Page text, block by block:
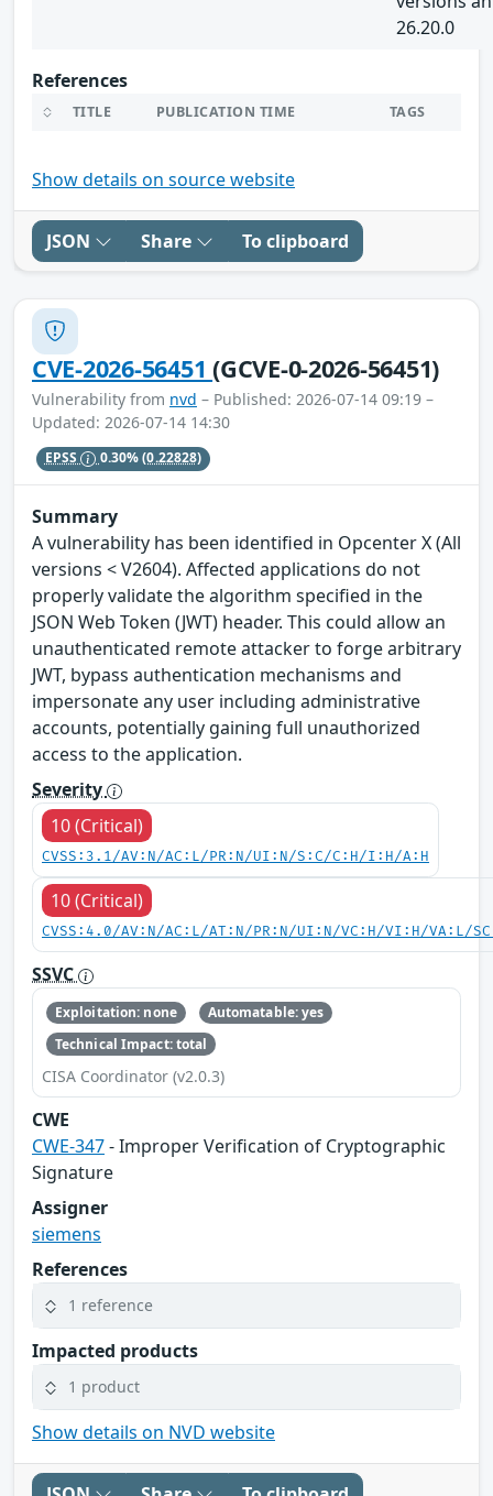
26.20.0
References
TITLE PUBLICATION TIME TAGS
Show details on source website
JSON Share To clipboard
CVE-2026-56451(GCVE-0-2026-56451)
Vulnerability from nvd – Published: 2026-07-14 09:19 –
Updated: 2026-07-14 14:30
EPSS 0.30%(0.22828)
Summary
A vulnerability has been identified in Opcenter X (All
versions < V2604). Affected applications do not
properly validate the algorithm specified in the
JSON Web Token (JWT) header. This could allow an
unauthenticated remote attacker to forge arbitrary
JWT, bypass authentication mechanisms and
impersonate any user including administrative
accounts, potentially gaining full unauthorized
access to the application.
Severity
10 (Critical)
CVSS:3.1/AV:N/AC:L/PR:N/UI:N/S:C/C:H/I:H/A:H
10 (Critical)
CVSS:4.0/AV:N/AC:L/AT:N/PR:N/UI:N/VC:H/VI:H/VA:L/
SSVC
Exploitation: none
Automatable: yes
Technical Impact: total
CISA Coordinator (v2.0.3)
CWE
CWE-347- Improper Verification of Cryptographic
Signature
Assigner
siemens
References
1 reference
Impacted products
1 product
Show details on NVD website